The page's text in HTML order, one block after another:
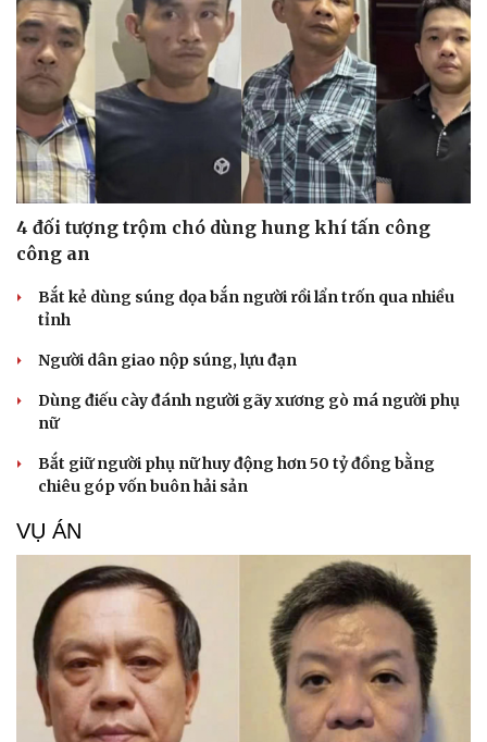
4 đối tượng trộm chó dùng hung khí tấn công
công an
Bắt kẻ dùng súng dọa bắn người rồi lẩn trốn qua nhiều
tỉnh
Người dân giao nộp súng, lựu đạn
Dùng điếu cày đánh người gãy xương gò má người phụ
nữ
Bắt giữ người phụ nữ huy động hơn 50 tỷ đồng bằng
chiêu góp vốn buôn hải sản
VỤ ÁN